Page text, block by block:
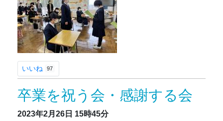
いいね 97
卒業を祝う会・感謝する会
2023年2月26日 15時45分